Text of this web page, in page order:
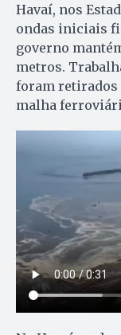
Havaí, nos
ondas iniciais
governo
metros.
foram retirados
malha